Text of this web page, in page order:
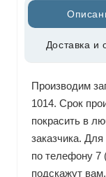
Доставка и
Производим
1014. Срок
покрасить в
заказчика.
по телефону 7
подскажут